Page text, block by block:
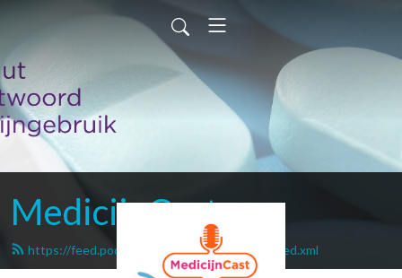
MedicijnCast
https://feed.podbean.com/medicijngebruik/feed.xml